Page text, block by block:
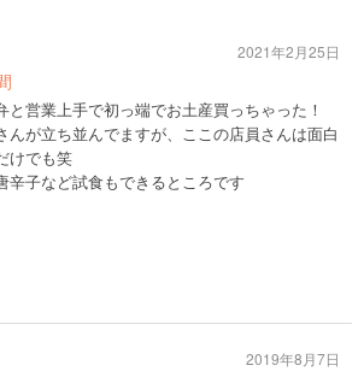
と営業上手で初っ端でお土産買っちゃった！
んが立ち並んでますが、ここの店員さんは面白
けでも笑
辛子など試食もできるところです
2021年2月25日
2019年8月7日